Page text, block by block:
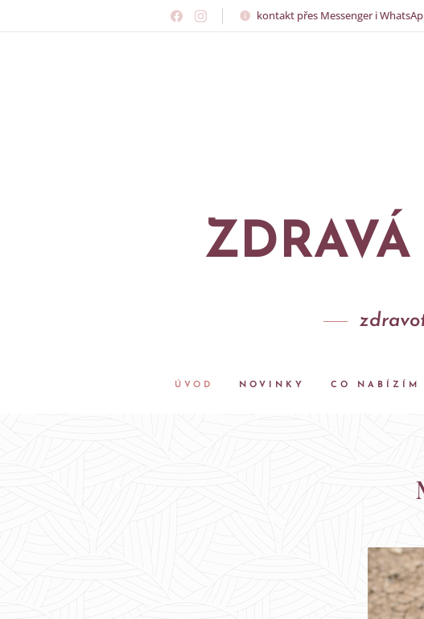
kontakt přes Messenger i
ÚVOD NOVINKY CO NABÍZÍM